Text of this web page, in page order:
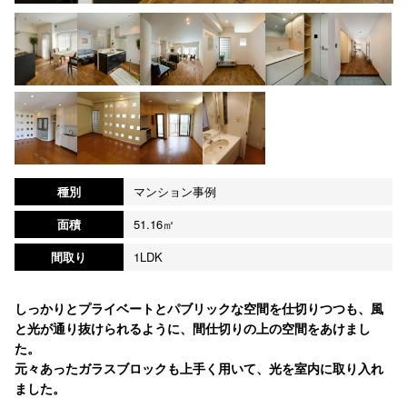
種別
マンション事例
面積
51.16㎡
間取り
1LDK
しっかりとプライベートとパブリックな空間を仕切りつつも、風
と光が通り抜けられるように、間仕切りの上の空間をあけまし
た。
元々あったガラスブロックも上手く用いて、光を室内に取り入れ
ました。